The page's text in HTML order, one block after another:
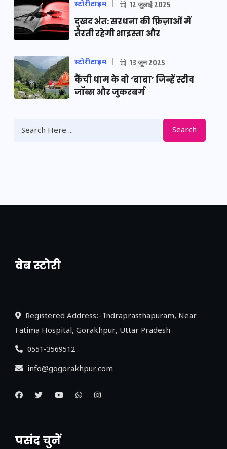
स्टोरीटाइम 12 जुलाई 2025
दुखद अंत: सरधना की फ़िज़ाओं में
तैरती रहेगी शाइस्ता और
स्टोरीटाइम 13 जून 2025
कैंची धाम के वो ‘बाबा’ जिन्हें स्टीव
जॉब्स और जुकरबर्ग
Search
वेब स्टोरी
नया एक्सप्रेसवे: पूर्वांचल का लक, डेवलपमेंट का
Registered Address:- Indraprasthapuram, Near
Fatima Hospital, Gorakhpur, Uttar Pradesh
0551-3569512
info@gogorakhpur.com
पसंद चुनें